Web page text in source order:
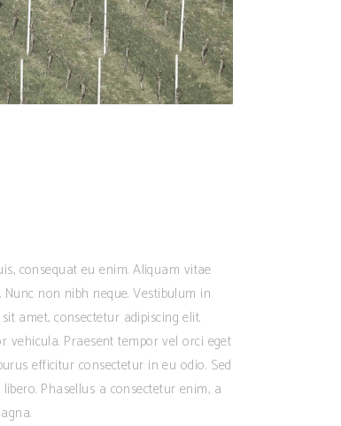
consequat eu enim. Aliquam vitae
non nibh neque. Vestibulum in
amet, consectetur adipiscing elit.
Praesent tempor vel orci eget
efficitur consectetur in eu odio. Sed
Phasellus a consectetur enim, a